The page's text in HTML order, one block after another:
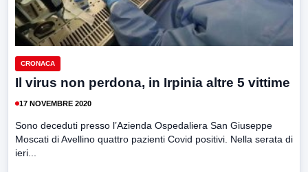
CRONACA
Il virus non perdona, in Irpinia altre 5 vittime
17 NOVEMBRE 2020
Sono deceduti presso l’Azienda Ospedaliera San Giuseppe
Moscati di Avellino quattro pazienti Covid positivi. Nella serata di
ieri...